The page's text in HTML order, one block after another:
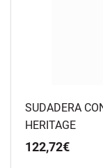
SUDADERA
HERITAGE
122,72€